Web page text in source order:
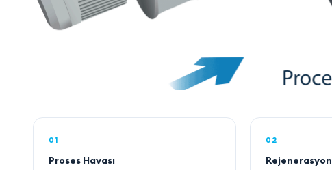
01
Proses Havası
02
Rejenerasyon